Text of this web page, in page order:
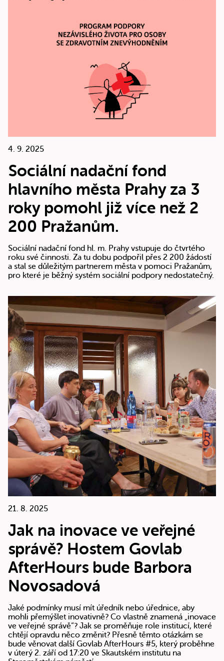
4. 9. 2025
Sociální nadační fond
hlavního města Prahy za 3
roky pomohl již více než 2
200 Pražanům.
Sociální nadační fond hl. m. Prahy vstupuje do čtvrtého
roku své činnosti. Za tu dobu podpořil přes 2 200 žádostí
a stal se důležitým partnerem města v pomoci Pražanům,
pro které je běžný systém sociální podpory nedostatečný.
21. 8. 2025
Jak na inovace ve veřejné
správě? Hostem Govlab
AfterHours bude Barbora
Novosadová
Jaké podmínky musí mít úředník nebo úřednice, aby
mohli přemýšlet inovativně? Co vlastně znamená „inovace
ve veřejné správě“? Jak se proměňuje role institucí, které
chtějí opravdu něco změnit? Přesně těmto otázkám se
bude věnovat další Govlab AfterHours #5, který proběhne
v úterý 2. září od 17:20 ve Skautském institutu na